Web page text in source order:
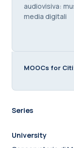
audiovisiva:
media digitali
MOOCs for
Series
University